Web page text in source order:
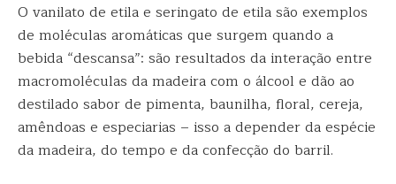
O vanilato de etila e seringato de etila são exemplos
de moléculas aromáticas que surgem quando a
bebida “descansa”: são resultados da interação entre
macromoléculas da madeira com o álcool e dão ao
destilado sabor de pimenta, baunilha, floral, cereja,
amêndoas e especiarias – isso a depender da espécie
da madeira, do tempo e da confecção do barril.